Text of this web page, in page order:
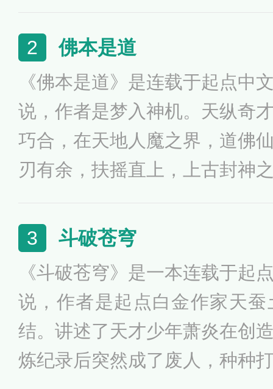
这里的每个人，在自己六岁的
令武魂觉醒。武魂有动物，有
以辅助人们的日常生活。
2 佛本是道
《佛本是道》是连载于起点中
说，作者是梦入神机。天纵奇
巧合，在天地人魔之界，道佛
刃有余，扶摇直上，上古封神
秘密，一个波诡云谲的传奇！
3 斗破苍穹
《斗破苍穹》是一本连载于起
说，作者是起点白金作家天
结。讲述了天才少年萧炎在创
炼纪录后突然成了废人，种种